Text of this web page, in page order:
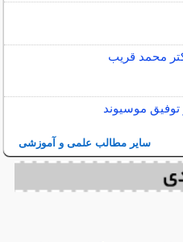
محمد قریب
توفیق موسیوند
سایر مطالب علمی و آموزشی